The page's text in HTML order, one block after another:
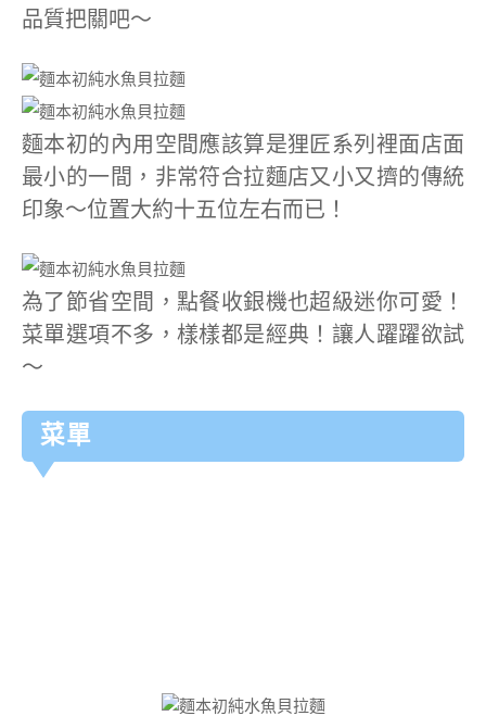
品質把關吧～
麵本初的內用空間應該算是狸匠系列裡面店面
最小的一間，非常符合拉麵店又小又擠的傳統
印象～位置大約十五位左右而已！
為了節省空間，點餐收銀機也超級迷你可愛！
菜單選項不多，樣樣都是經典！讓人躍躍欲試
～
菜單